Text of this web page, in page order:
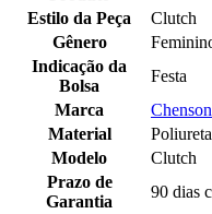
Estilo da Peça
Clutch
Gênero
Indicação da
Bolsa
Festa
Marca
Chenson
Material
Modelo
Clutch
Prazo de
Garantia
90 dias